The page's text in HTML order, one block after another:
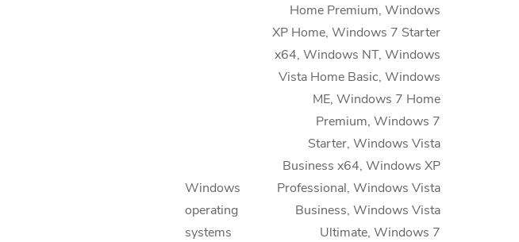
Windows
operating
systems
Home Premium, Windows
XP Home, Windows 7 Starter
x64, Windows NT, Windows
Vista Home Basic, Windows
ME, Windows 7 Home
Premium, Windows 7
Starter, Windows Vista
Business x64, Windows XP
Professional, Windows Vista
Business, Windows Vista
Ultimate, Windows 7